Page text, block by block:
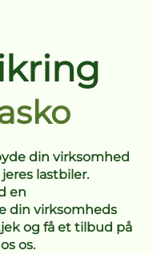
din virksomhed
lastbiler.
en
din virksomheds
og få et tilbud på
os.